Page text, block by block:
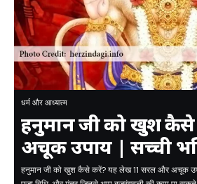
धर्म और आध्यात्म
हनुमान जी को खुश कैसे
अचूक उपाय | सच्ची
हनुमान जी को खुश कैसे करें? यह लेख 11 सरल और अचूक